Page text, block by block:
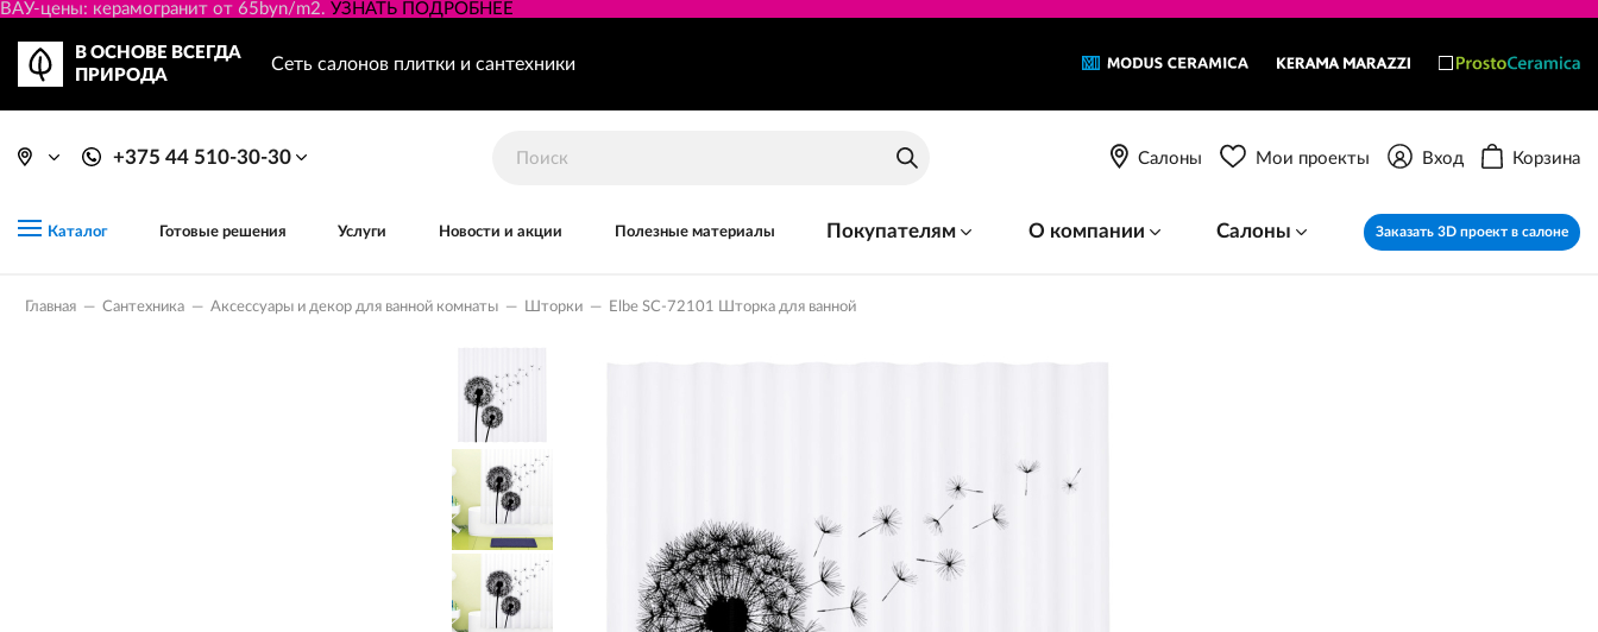
ВАУ-цены: керамогранит от 65byn/m2. УЗНАТЬ ПОДРОБНЕЕ
В ОСНОВЕ ВСЕГДА
ПРИРОДА
Сеть салонов плитки и сантехники
+375 44 510-30-30 Салоны Мои проекты Вход Корзина
Каталог Готовые решения Услуги Новости и акции Полезные материалы Покупателям О компании Салоны Заказать 3D проект в салоне
Главная — Сантехника — Аксессуары и декор для ванной комнаты — Шторки — Elbe SC-72101 Шторка для ванной